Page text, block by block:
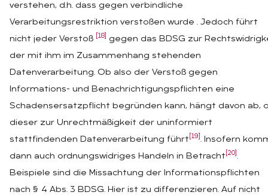
verstehen, d.h. dass gegen verbindliche
Verarbeitungsrestriktion verstoßen wurde . Jedoch führt
nicht jeder Verstoß
[18]
gegen das BDSG zur
der mit ihm im Zusammenhang stehenden
Datenverarbeitung. Ob also der Verstoß gegen
Informations- und Benachrichtigungspflichten eine
Schadensersatzpflicht begründen kann, hängt davon ab,
dieser zur Unrechtmäßigkeit der uninformiert
stattfindenden Datenverarbeitung führt [19] . Insofern
dann auch ordnungswidriges Handeln in Betracht [20] .
Beispiele sind die Missachtung der Informationspflichten
nach § 4 Abs. 3 BDSG. Hier ist zu differenzieren. Auf nicht